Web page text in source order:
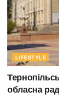
LIFESTYLE
обласна